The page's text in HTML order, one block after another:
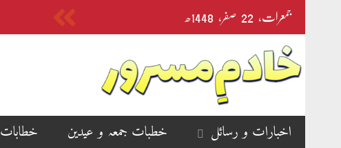
جمعرات‬‮، 22صفر‬،
اخبارات و رسائل خطبات جمعہ و عیدین خطابات